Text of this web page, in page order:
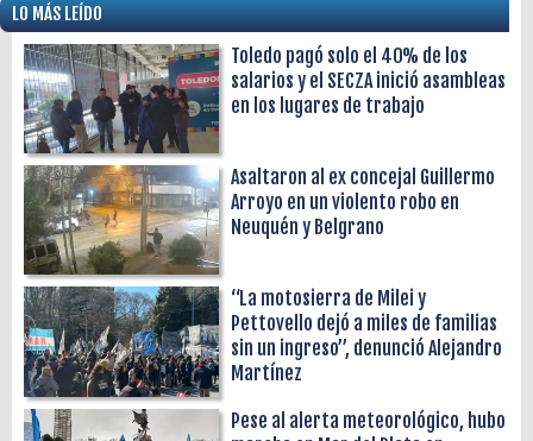
LO MÁS LEÍDO
Toledo pagó solo el 40% de los
salarios y el SECZA inició asambleas
en los lugares de trabajo
Asaltaron al ex concejal Guillermo
Arroyo en un violento robo en
Neuquén y Belgrano
“La motosierra de Milei y
Pettovello dejó a miles de familias
sin un ingreso”, denunció Alejandro
Martínez
Pese al alerta meteorológico, hubo